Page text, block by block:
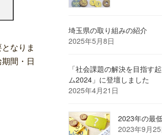
なりま
間・日
埼玉県の取り組みの紹介
2025年5月8日
「社会課題の解決を目指す
ム2024」に登壇しました
2025年4月21日
2023年の最
2023年9月25